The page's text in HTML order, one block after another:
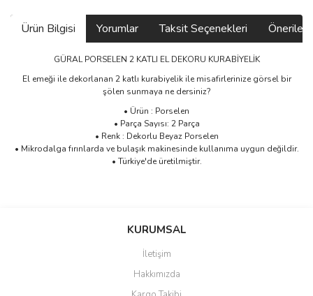
Ürün Bilgisi Yorumlar Taksit Seçenekleri
GÜRAL PORSELEN 2 KATLI EL DEKORU KURABİYELİK
El emeği ile dekorlanan 2 katlı kurabiyelik ile misafirlerinize görsel bir
şölen sunmaya ne dersiniz?
• Ürün : Porselen
• Parça Sayısı: 2 Parça
• Renk : Dekorlu Beyaz Porselen
• Mikrodalga fırınlarda ve bulaşık makinesinde kullanıma uygun değildir.
• Türkiye'de üretilmiştir.
Bu ürüne ilk yorumu siz yapın!
Ürün resmi kalitesiz, bozuk veya görüntülenemiyor.
KURUMSAL
İletişim
Hakkımızda